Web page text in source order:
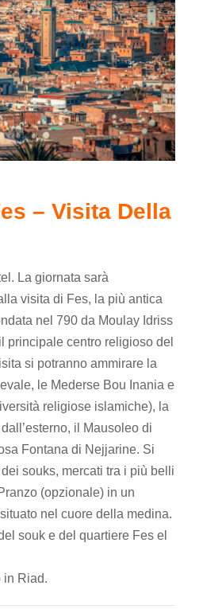
– Visita Della
La giornata sarà
visita di Fes, la più antica
nel 790 da Moulay Idriss
principale centro religioso del
si potranno ammirare la
le Mederse Bou Inania e
religiose islamiche), la
il Mausoleo di
Fontana di Nejjarine. Si
souks, mercati tra i più belli
(opzionale) in un
nel cuore della medina.
souk e del quartiere Fes el
in Riad.